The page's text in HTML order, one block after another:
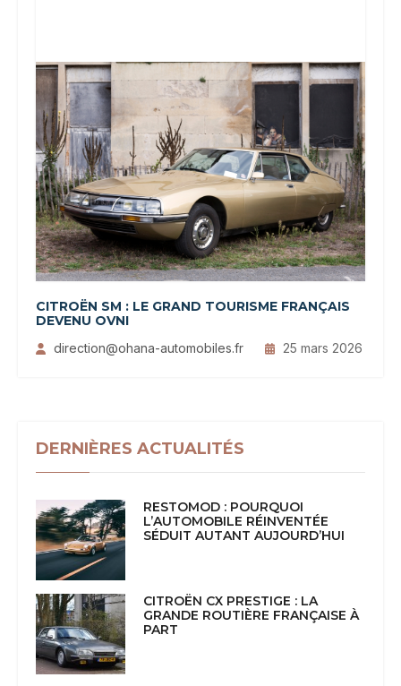
CITROËN SM : LE GRAND TOURISME FRANÇAIS
DEVENU OVNI
direction@ohana-automobiles.fr 25 mars 2026
DERNIÈRES ACTUALITÉS
RESTOMOD : POURQUOI
L’AUTOMOBILE RÉINVENTÉE
SÉDUIT AUTANT AUJOURD’HUI
CITROËN CX PRESTIGE : LA
GRANDE ROUTIÈRE FRANÇAISE À
PART